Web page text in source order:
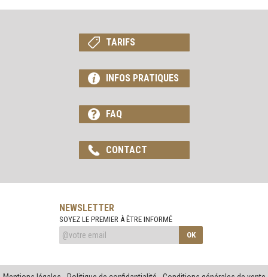
TARIFS
INFOS PRATIQUES
FAQ
CONTACT
NEWSLETTER
SOYEZ LE PREMIER À ÊTRE INFORMÉ
OK